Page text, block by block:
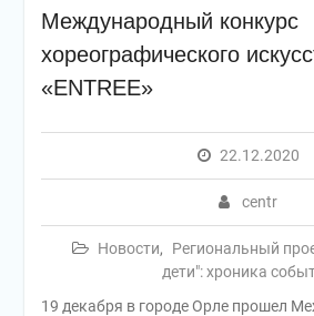
Международный конкурс
хореографического
«ENTREE»
22.12.2020
centr
Новости,
Региональный
дети": хроника
19 декабря в городе Орле прошел